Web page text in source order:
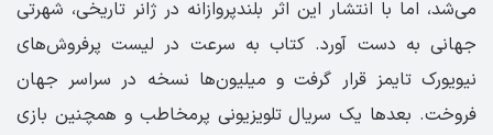
می‌شد، اما با انتشار این اثر بلندپروازانه در ژانر تاریخی، شهرتی
جهانی به دست آورد. کتاب به سرعت در لیست پرفروش‌های
نیویورک تایمز قرار گرفت و میلیون‌ها نسخه در سراسر جهان
فروخت. بعدها یک سریال تلویزیونی پرمخاطب و همچنین بازی